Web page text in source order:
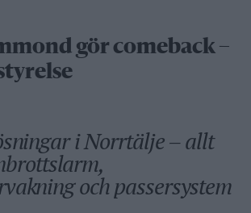
gör comeback –
i Norrtälje – allt
och passersystem